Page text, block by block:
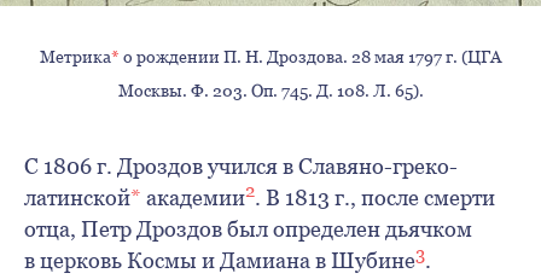
Метрика* о рождении П. Н. Дроздова. 28 мая 1797 г. (ЦГА
Москвы. Ф. 203. Оп. 745. Д. 108. Л. 65).
С 1806 г. Дроздов учился в Славяно-греко-
латинской* академии2. В 1813 г., после смерти
отца, Петр Дроздов был определен дьячком
в церковь Космы и Дамиана в Шубине3.